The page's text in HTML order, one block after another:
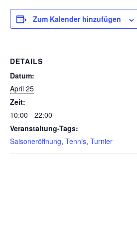
Zum Kalender hinzufügen
DETAILS
Datum:
April 25
Zeit:
10:00 - 22:00
Veranstaltung-Tags:
Saisoneröffnung, Tennis, Turnier